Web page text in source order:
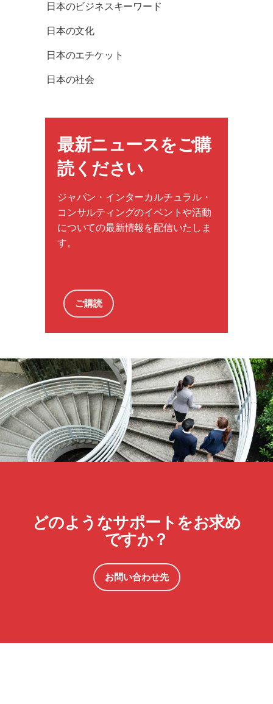
日本のビジネスキーワード
日本の文化
日本のエチケット
日本の社会
最新ニュースをご購
読ください
ジャパン・インターカルチュラル・
コンサルティングのイベントや活動
についての最新情報を配信いたしま
す。
ご購読
どのようなサポートをお求め
ですか？
お問い合わせ先